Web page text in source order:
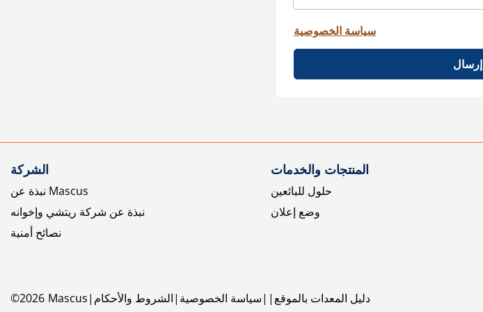
سياسة الخصوصية
إرسال
الشركة
نبذة عن Mascus
نبذة عن شركة ريتشي وإخوانه
نصائح أمنية
المنتجات والخدمات
حلول للبائعين
وضع إعلان
©2026 Mascus الشروط والأحكام سياسة الخصوصية دليل المعدات بالموقع